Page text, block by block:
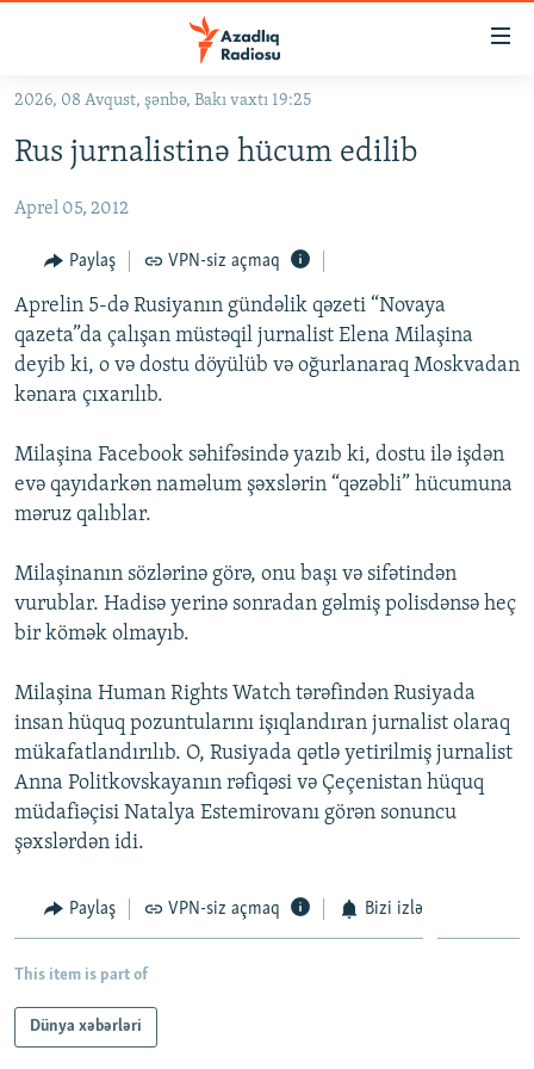
Əsas
qayıt
naviqasiyaya
Axtarışa
keç
#İZAHLA
KORRUPSIOMETR
#ƏSLINDƏ
FƏRQƏ BAX
QANUNI DOĞRU
ARAŞDIRMA
VIDEO
FOTOQALEREYA
KARIKATURA
RADIO ARXIV
OXU ZALI
İSLAM VƏ DEMOKRATIYA
İZ - MƏDƏNIYYƏT PROQRAMI
HAQQIMIZDA
PEŞƏ ETIKASI VƏ JURNALISTIKA STANDARTLARIMIZ
MATERIALLARIMIZDAN ISTIFADƏ
AZADLIQRADIOSU MOBIL TELEFONUNUZDA
BIZIMLƏ ƏLAQƏ
XƏBƏR BÜLLETENLƏRIMIZ
BIZI IZLƏ
RFE/RL-in bütün saytları
2026, 08 Avqust, şənbə, Bakı vaxtı 19:25
Rus jurnalistinə hücum edilib
Aprel 05, 2012
Paylaş VPN-siz açmaq
Aprelin 5-də Rusiyanın gündəlik qəzeti “Novaya
qazeta”da çalışan müstəqil jurnalist Elena Milaşina
deyib ki, o və dostu döyülüb və oğurlanaraq Moskvadan
kənara çıxarılıb.
Milaşina Facebook səhifəsində yazıb ki, dostu ilə işdən
evə qayıdarkən naməlum şəxslərin “qəzəbli” hücumuna
məruz qalıblar.
Milaşinanın sözlərinə görə, onu başı və sifətindən
vurublar. Hadisə yerinə sonradan gəlmiş polisdənsə heç
bir kömək olmayıb.
Milaşina Human Rights Watch tərəfindən Rusiyada
insan hüquq pozuntularını işıqlandıran jurnalist olaraq
mükafatlandırılıb. O, Rusiyada qətlə yetirilmiş jurnalist
Anna Politkovskayanın rəfiqəsi və Çeçenistan hüquq
müdafiəçisi Natalya Estemirovanı görən sonuncu
şəxslərdən idi.
Paylaş VPN-siz açmaq Bizi izlə
This item is part of
Dünya xəbərləri